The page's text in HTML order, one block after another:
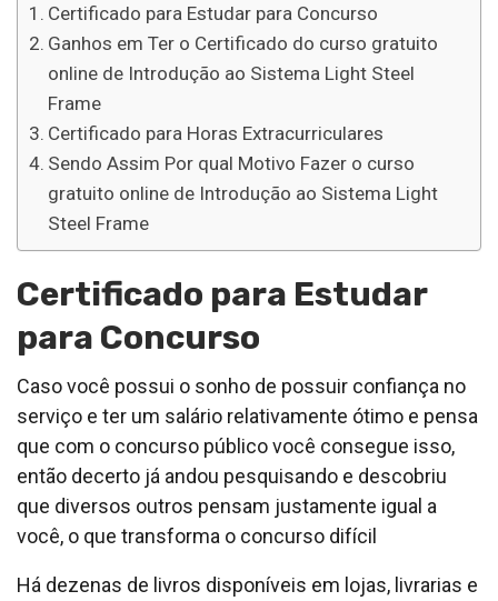
Certificado para Estudar para Concurso
Ganhos em Ter o Certificado do curso gratuito
online de Introdução ao Sistema Light Steel
Frame
Certificado para Horas Extracurriculares
Sendo Assim Por qual Motivo Fazer o curso
gratuito online de Introdução ao Sistema Light
Steel Frame
Certificado para Estudar
para Concurso
Caso você possui o sonho de possuir confiança no
serviço e ter um salário relativamente ótimo e pensa
que com o concurso público você consegue isso,
então decerto já andou pesquisando e descobriu
que diversos outros pensam justamente igual a
você, o que transforma o concurso difícil
Há dezenas de livros disponíveis em lojas, livrarias e